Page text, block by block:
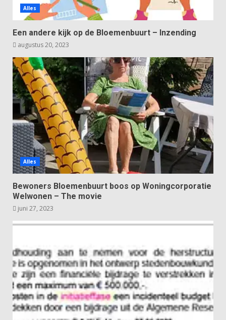
Alles
Een andere kijk op de Bloemenbuurt – Inzending
augustus 20, 2023
Alles
Bewoners Bloemenbuurt boos op Woningcorporatie
Welwonen – The movie
juni 27, 2023